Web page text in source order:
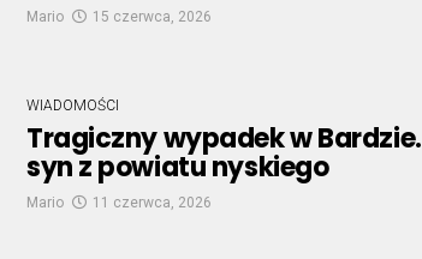
Mario 15 czerwca, 2026
WIADOMOŚCI
Tragiczny wypadek w
syn z powiatu nyskiego
Mario 11 czerwca, 2026